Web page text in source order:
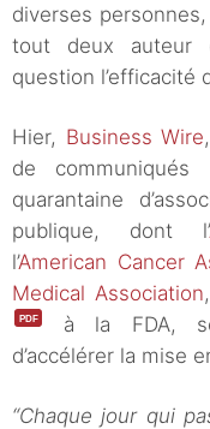
diverses
tout deux auteur
question l’efficacité
Hier, Business Wire
de
quarantaine
publique, dont l’
l’American Cancer
Medical Association
à la FDA,
d’accélérer la mise
“Chaque jour qui